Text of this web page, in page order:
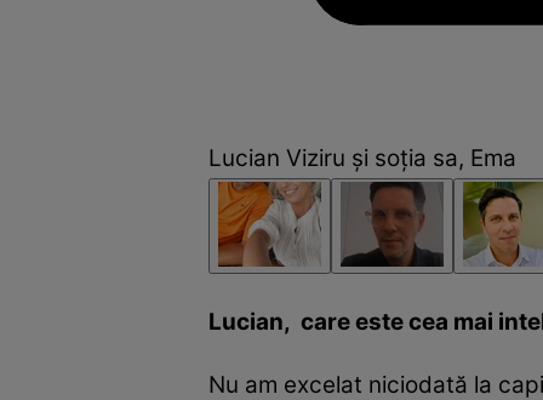
Lucian Viziru și soția sa, Ema
Lucian, care este cea mai
Nu am excelat niciodată la